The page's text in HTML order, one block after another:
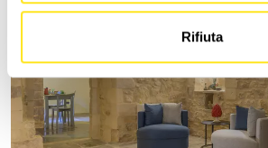
Rifiuta